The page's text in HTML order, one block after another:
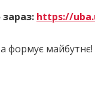
https://
формує майбутнє!